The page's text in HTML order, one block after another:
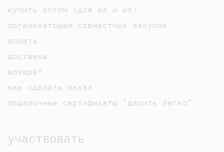
купить оптом (для юл и ип)
организаторам совместных закупок
оплата
доставка
возврат
как сделать заказ
подарочные сертификаты "дарить легко"
участвовать